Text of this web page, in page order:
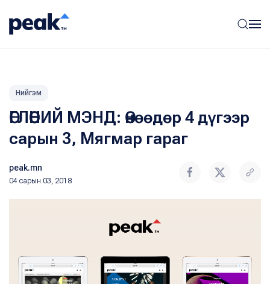
Нийгэм
ӨГЛӨӨНИЙ МЭНД: Өнөөдөр 4 дүгээр
сарын 3, Мягмар гараг
peak.mn
04 сарын 03, 2018